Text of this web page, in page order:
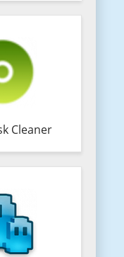
Cleaner